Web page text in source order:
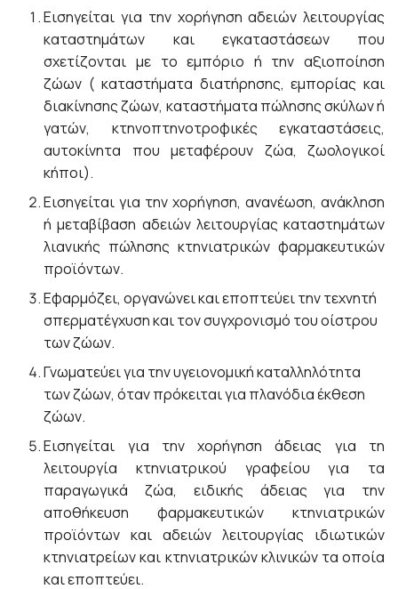
Εισηγείται για την χορήγηση αδειών λειτουργίας
καταστημάτων και εγκαταστάσεων που
σχετίζονται με το εμπόριο ή την αξιοποίηση
ζώων ( καταστήματα διατήρησης, εμπορίας και
διακίνησης ζώων, καταστήματα πώλησης σκύλων ή
γατών, κτηνοπτηνοτροφικές εγκαταστάσεις,
αυτοκίνητα που μεταφέρουν ζώα, ζωολογικοί
κήποι).
Εισηγείται για την χορήγηση, ανανέωση, ανάκληση
ή μεταβίβαση αδειών λειτουργίας καταστημάτων
λιανικής πώλησης κτηνιατρικών φαρμακευτικών
προϊόντων.
Εφαρμόζει, οργανώνει και εποπτεύει την τεχνητή
σπερματέγχυση και τον συγχρονισμό του οίστρου
των ζώων.
Γνωματεύει για την υγειονομική καταλληλότητα
των ζώων, όταν πρόκειται για πλανόδια έκθεση
ζώων.
Εισηγείται για την χορήγηση άδειας για τη
λειτουργία κτηνιατρικού γραφείου για τα
παραγωγικά ζώα, ειδικής άδειας για την
αποθήκευση φαρμακευτικών κτηνιατρικών
προϊόντων και αδειών λειτουργίας ιδιωτικών
κτηνιατρείων και κτηνιατρικών κλινικών τα οποία
και εποπτεύει.